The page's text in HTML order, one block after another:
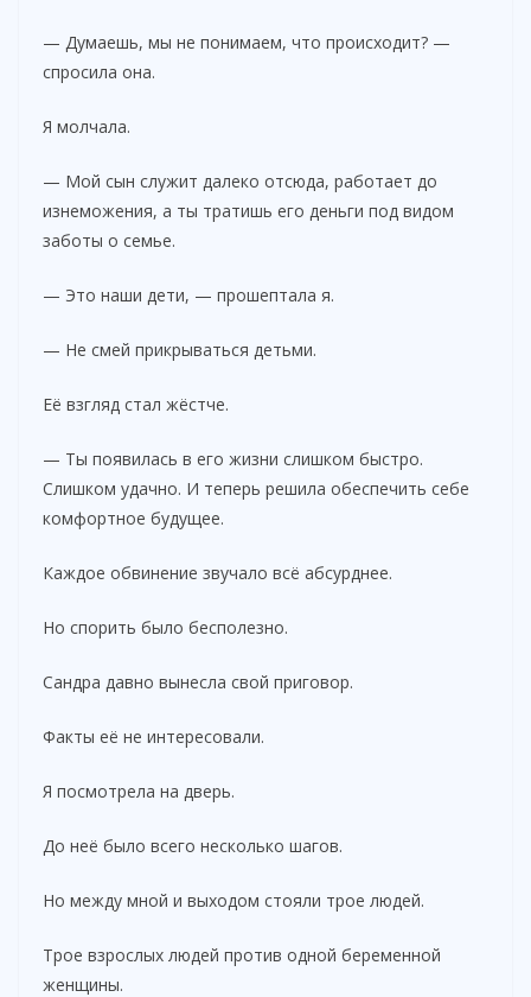
— Думаешь, мы не понимаем, что происходит? —
спросила она.
Я молчала.
— Мой сын служит далеко отсюда, работает до
изнеможения, а ты тратишь его деньги под видом
заботы о семье.
— Это наши дети, — прошептала я.
— Не смей прикрываться детьми.
Её взгляд стал жёстче.
— Ты появилась в его жизни слишком быстро.
Слишком удачно. И теперь решила обеспечить себе
комфортное будущее.
Каждое обвинение звучало всё абсурднее.
Но спорить было бесполезно.
Сандра давно вынесла свой приговор.
Факты её не интересовали.
Я посмотрела на дверь.
До неё было всего несколько шагов.
Но между мной и выходом стояли трое людей.
Трое взрослых людей против одной беременной
женщины.